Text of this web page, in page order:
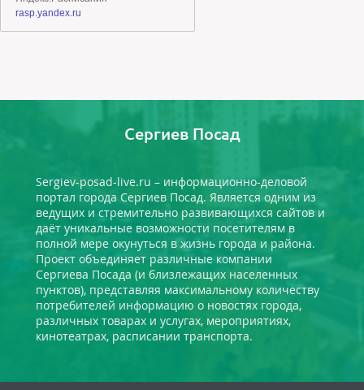
Сергиев Посад
Sergiev-posad-live.ru – информационно-деловой
портал города Сергиев Посад. Является одним из
ведущих и стремительно развивающихся сайтов и
даёт уникальные возможности посетителям в
полной мере окунуться в жизнь города и района.
Проект объединяет различные компании
Сергиева Посада (и близлежащих населенных
пунктов), представляя максимальному количеству
потребителей информацию о новостях города,
различных товарах и услугах, мероприятиях,
кинотеатрах, расписании транспорта.